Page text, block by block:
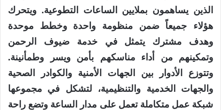
الذين يساهمون بملايين الساعات التطوعية. ويتحرك
هؤلاء جميعاً ضمن منظومة واحدة وخطط موحدة
وهدف مشترك يتمثل في خدمة ضيوف الرحمن
وتمكينهم من أداء مناسكهم بأمن ويسر وطمأنينة.
وتتوزع الأدوار بين الجهات الأمنية والكوادر الصحية
والجهات الخدمية والتنظيمية، لتشكل في مجموعها
شبكة عمل متكاملة تعمل على مدار الساعة وتضع راحة